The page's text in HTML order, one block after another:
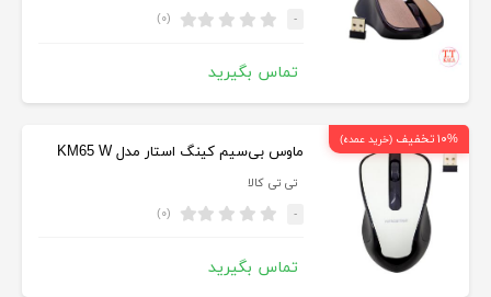
- (۰)
تماس بگیرید
۱۰% تخفیف (خرید عمده)
ماوس بی‌سیم کینگ استار مدل KM65 W
تی تی کالا
- (۰)
تماس بگیرید